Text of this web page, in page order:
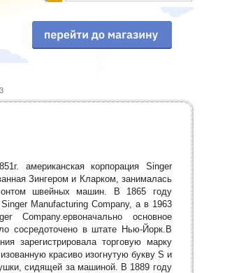
американская корпорация Singer
Зингером и Кларком, занималась
швейных машин. В 1865 году
Manufacturing Company, а в 1963
основное
сосредоточено в штате Нью-Йорк.В
зарегистрировала торговую марку
красиво изогнутую букву S и
сидящей за машиной. В 1889 году